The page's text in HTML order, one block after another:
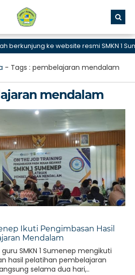
ke website resmi SMKN 1
- Tags : pembelajaran mendalam
mendalam
Ikuti Pengimbasan Hasil
Mendalam
SMKN 1 Sumenep mengikuti
hasil pelatihan pembelajaran
selama dua hari,..